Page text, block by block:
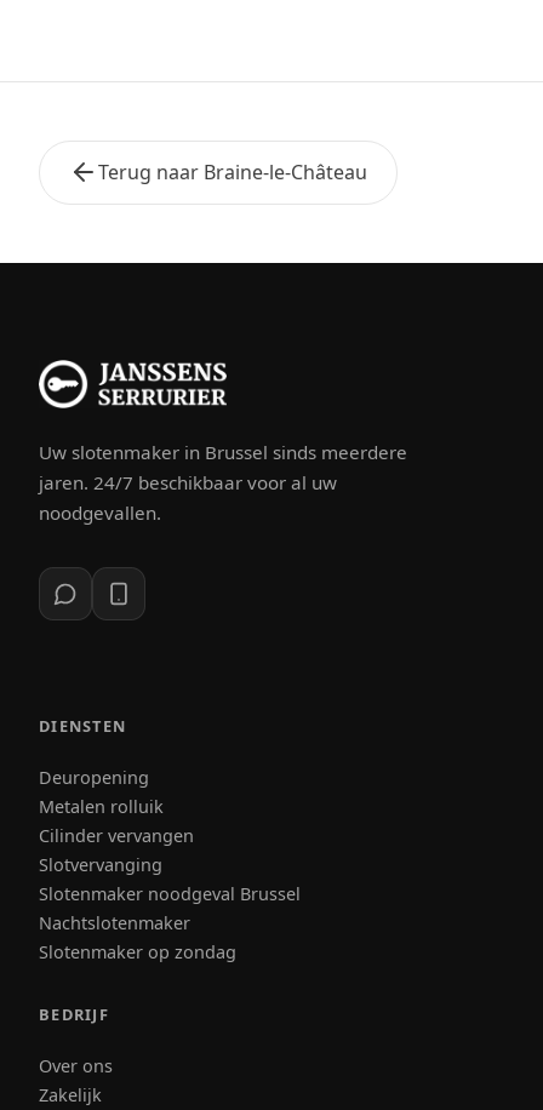
Terug naar Braine-le-Château
Uw slotenmaker in Brussel sinds meerdere
jaren. 24/7 beschikbaar voor al uw
noodgevallen.
DIENSTEN
Deuropening
Metalen rolluik
Cilinder vervangen
Slotvervanging
Slotenmaker noodgeval Brussel
Nachtslotenmaker
Slotenmaker op zondag
BEDRIJF
Over ons
Zakelijk